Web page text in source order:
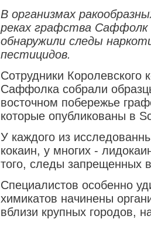
В организмах
реках графства Саффолк
обнаружили следы
пестицидов.
Сотрудники Королевского
Саффолка собрали
восточном побережье
которые опубликованы в
У каждого из
кокаин, у многих -
того, следы запрещенных
Специалистов особенно
химикатов начинены
вблизи крупных городов,